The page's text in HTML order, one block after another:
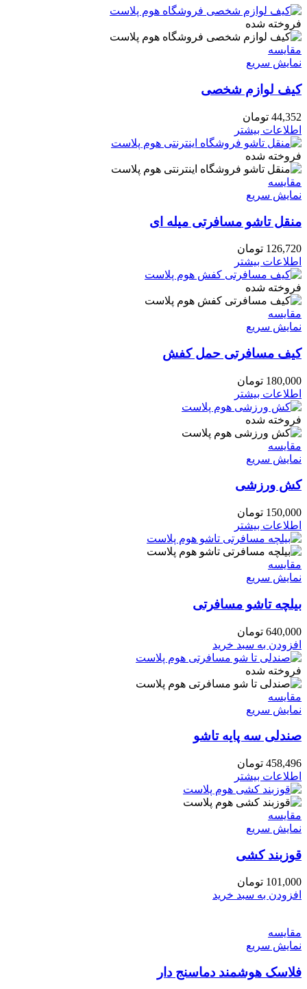
فروخته شده
مقايسه
نمایش سریع
کیف لوازم شخصی
44,352 تومان
اطلاعات بیشتر
فروخته شده
مقايسه
نمایش سریع
منقل تاشو مسافرتی میله ای
126,720 تومان
اطلاعات بیشتر
فروخته شده
مقايسه
نمایش سریع
کیف مسافرتی حمل کفش
180,000 تومان
اطلاعات بیشتر
فروخته شده
مقايسه
نمایش سریع
کش ورزشی
150,000 تومان
اطلاعات بیشتر
مقايسه
نمایش سریع
بیلچه تاشو مسافرتی
640,000 تومان
افزودن به سبد خرید
فروخته شده
مقايسه
نمایش سریع
صندلی سه پایه تاشو
458,496 تومان
اطلاعات بیشتر
مقايسه
نمایش سریع
قوزبند کشی
101,000 تومان
افزودن به سبد خرید
مقايسه
نمایش سریع
فلاسک هوشمند دماسنج دار